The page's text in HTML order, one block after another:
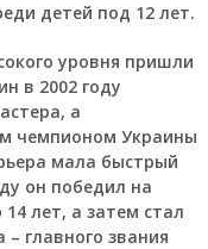
детей под 12 лет.
уровня пришли
в 2002 году
а
чемпионом Украины
мала быстрый
он победил на
лет, а затем стал
главного звания